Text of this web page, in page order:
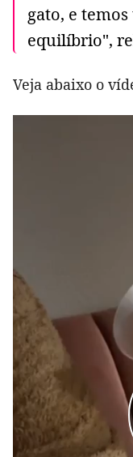
gato, e
equilíbrio",
Veja abaixo o